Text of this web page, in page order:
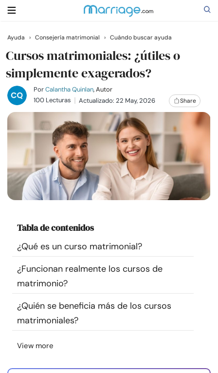
Buscar
Casarse
Relaciones
Familia
Ayuda
Cursos
Recursos
Comunidad
Encuentra un terapeuta
Idioma
Sobre nosotros
Ayuda › Consejería matrimonial › Cuándo buscar ayuda
Cursos matrimoniales: ¿útiles o
simplemente exagerados?
PorCalantha Quinlan, Autor
100 Lecturas
Actualizado: 22 May, 2026 Share
Tabla de contenidos
¿Qué es un curso matrimonial?
¿Funcionan realmente los cursos de
matrimonio?
¿Quién se beneficia más de los cursos
matrimoniales?
View more